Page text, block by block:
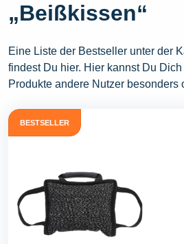
„Beißkissen“
Eine Liste der Bestseller unter der
findest Du hier. Hier kannst Du
Produkte andere Nutzer besonders
BESTSELLER